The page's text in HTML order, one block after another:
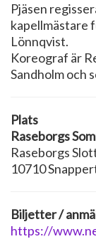
Pjäsen
kapellmästare
Lönnqvist.
Koreograf är
Sandholm och
Plats
Raseborgs
Raseborgs
10710
Biljetter /
https://